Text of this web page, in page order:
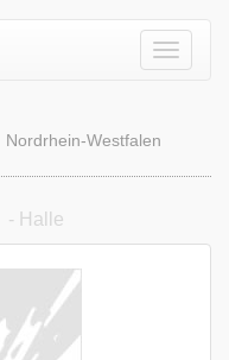
Nordrhein-Westfalen
- Halle